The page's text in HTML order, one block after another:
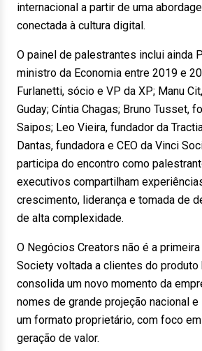
internacional a partir de uma
conectada à cultura digital.
O painel de palestrantes inclui ainda
ministro da Economia entre 2019 e
Furlanetti, sócio e VP da XP; Manu
Guday; Cíntia Chagas; Bruno Tusset,
Saipos; Leo Vieira, fundador da
Dantas, fundadora e CEO da Vinci
participa do encontro como
executivos compartilham
crescimento, liderança e tomada de
de alta complexidade.
O Negócios Creators não é a
Society voltada a clientes do produto
consolida um novo momento da
nomes de grande projeção nacional
um formato proprietário, com foco
geração de valor.